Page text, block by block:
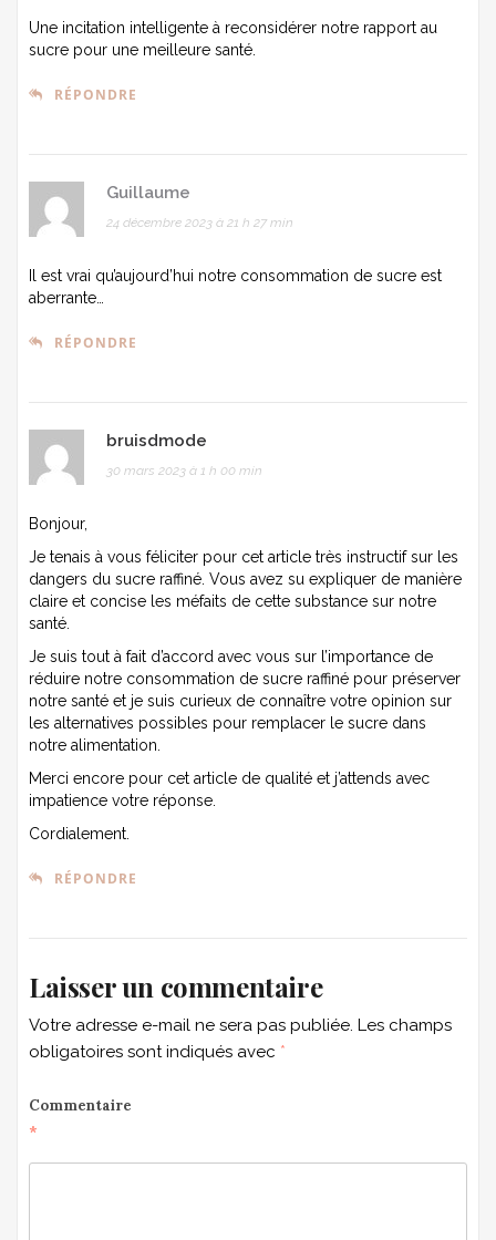
Une incitation intelligente à reconsidérer notre rapport au
sucre pour une meilleure santé.
RÉPONDRE
Guillaume
24 décembre 2023 à 21 h 27 min
Il est vrai qu’aujourd’hui notre consommation de sucre est
aberrante…
RÉPONDRE
bruisdmode
30 mars 2023 à 1 h 00 min
Bonjour,
Je tenais à vous féliciter pour cet article très instructif sur les
dangers du sucre raffiné. Vous avez su expliquer de manière
claire et concise les méfaits de cette substance sur notre
santé.
Je suis tout à fait d’accord avec vous sur l’importance de
réduire notre consommation de sucre raffiné pour préserver
notre santé et je suis curieux de connaître votre opinion sur
les alternatives possibles pour remplacer le sucre dans
notre alimentation.
Merci encore pour cet article de qualité et j’attends avec
impatience votre réponse.
Cordialement.
RÉPONDRE
Laisser un commentaire
Votre adresse e-mail ne sera pas publiée. Les champs
obligatoires sont indiqués avec *
Commentaire
*